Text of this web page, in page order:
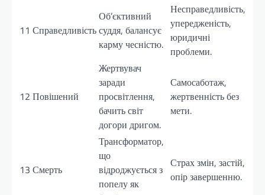
11 Справедливість
Об’єктивний
суддя, балансує
карму чесністю.
Несправедливість,
упередженість,
юридичні
проблеми.
12 Повішений
Жертвувач
заради
просвітлення,
бачить світ
догори дригом.
Самосаботаж,
жертвенність без
мети.
13 Смерть
Трансформатор,
що
відроджується з
попелу як
Страх змін, застій,
опір завершенню.